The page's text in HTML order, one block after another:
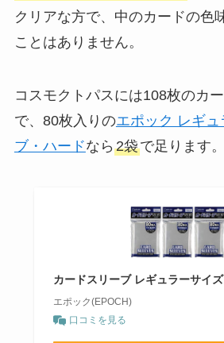
クリアな方で、中のカードの色
ことはありません。
コスモクトパスには108枚のカ
で、80枚入りのエポック レギ
ブ・ハードなら 2袋で足ります。
カードスリーブ レギュラーサイ
エポック(EPOCH)
口コミを見る